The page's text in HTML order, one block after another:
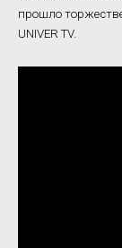
прошло
UNIVER TV.